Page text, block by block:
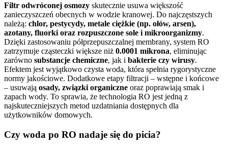
Filtr odwróconej osmozy skutecznie usuwa większość
zanieczyszczeń obecnych w wodzie kranowej. Do najczęstszych
należą: chlor, pestycydy, metale ciężkie (np. ołów, arsen),
azotany, fluorki oraz rozpuszczone sole i mikroorganizmy.
Dzięki zastosowaniu półprzepuszczalnej membrany, system RO
zatrzymuje cząsteczki większe niż 0.0001 mikrona, eliminując
zarówno substancje chemiczne, jak i bakterie czy wirusy.
Efektem jest wyjątkowo czysta woda, która spełnia rygorystyczne
normy jakościowe. Dodatkowe etapy filtracji – wstępne i końcowe
– usuwają osady, związki organiczne oraz poprawiają smak i
zapach wody. To sprawia, że technologia RO jest jedną z
najskuteczniejszych metod uzdatniania dostępnych dla
użytkowników domowych.
Czy woda po RO nadaje się do picia?